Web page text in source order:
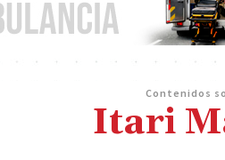
Contenidos
Itari